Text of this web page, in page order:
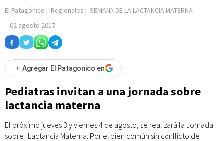
El Patagónico | Regionales | SEMANA DE LA LACTANCIA MATERNA
- 02 agosto 2017
+ Agregar El Patagonico en
Pediatras invitan a una jornada sobre
lactancia materna
El próximo jueves 3 y viernes 4 de agosto, se realizará la Jornada
sobre "Lactancia Materna: Por el bien común sin conflicto de